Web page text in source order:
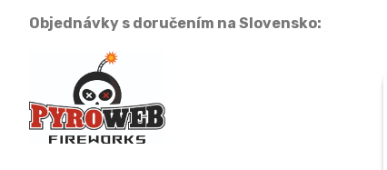
Objednávky s doručením na Slovensko: